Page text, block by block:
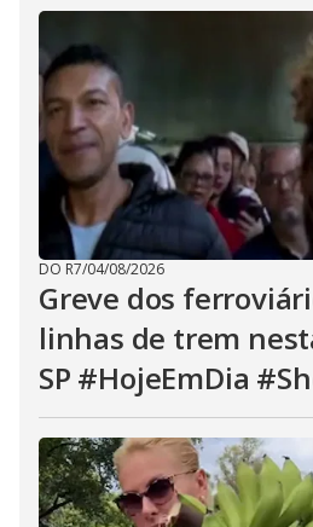
DO R7/04/08/2026
Greve dos
linhas de trem
SP #HojeEmDia